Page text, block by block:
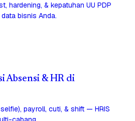
hardening, & kepatuhan UU PDP
bisnis Anda.
Absensi & HR di
payroll, cuti, & shift — HRIS